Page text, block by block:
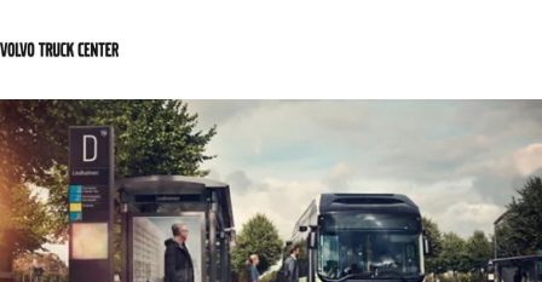
FrançaisContactLogin Center
Diensten
Verkoop
Vacatures